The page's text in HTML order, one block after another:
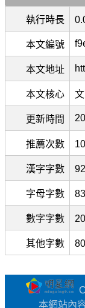
執行時長
本文編號
本文地址
本文核心
更新時間
推薦次數
漢字字數
字母字數
數字字數
其他字數
本網站內